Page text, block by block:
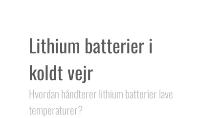
Lithium batterier i
koldt vejr
Hvordan håndterer lithium batterier lave
temperaturer?